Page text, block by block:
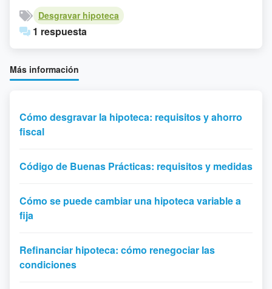
Desgravar hipoteca
1 respuesta
Más información
Cómo desgravar la hipoteca: requisitos y ahorro
fiscal
Código de Buenas Prácticas: requisitos y medidas
Cómo se puede cambiar una hipoteca variable a
fija
Refinanciar hipoteca: cómo renegociar las
condiciones